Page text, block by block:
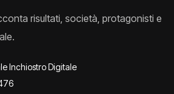
risultati, società, protagonisti e
Inchiostro Digitale